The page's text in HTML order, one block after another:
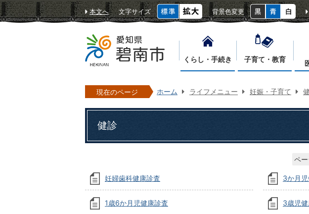
本文へ 文字サイズ 背景色変更
くらし・手続き 子育て・教育
現在のページ ホーム ライフメニュー 妊娠・子育て
健診
ペ
妊婦歯科健康診査 3か月
1歳6か月児健康診査 3歳児